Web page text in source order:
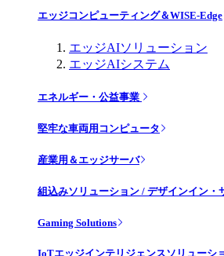
エッジコンピューティング＆WISE-Edge
エッジAIソリューション
エッジAIシステム
エネルギー・公益事業
堅牢な車両用コンピュータ
産業用＆エッジサーバ
組込みソリューション / デザインイン・
Gaming Solutions
IoTエッジインテリジェンスソリューシ